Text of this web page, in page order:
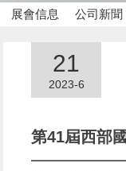
展會信息 公司新聞
21
2023-6